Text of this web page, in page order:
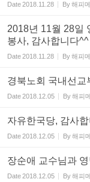
Date2018.11.28 By해피
2018년 11월 28일
봉사, 감사합니다^^
Date2018.11.28 By해피
경북노회 국내선교
Date2018.12.05 By해피
자유한국당, 감사
Date2018.12.05 By해피
장순애 교수님과
Date2018.12.05 By해피